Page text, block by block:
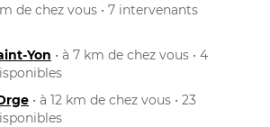
de chez vous • 7 intervenants
Yon • à 7 km de chez vous • 4
• à 12 km de chez vous • 23